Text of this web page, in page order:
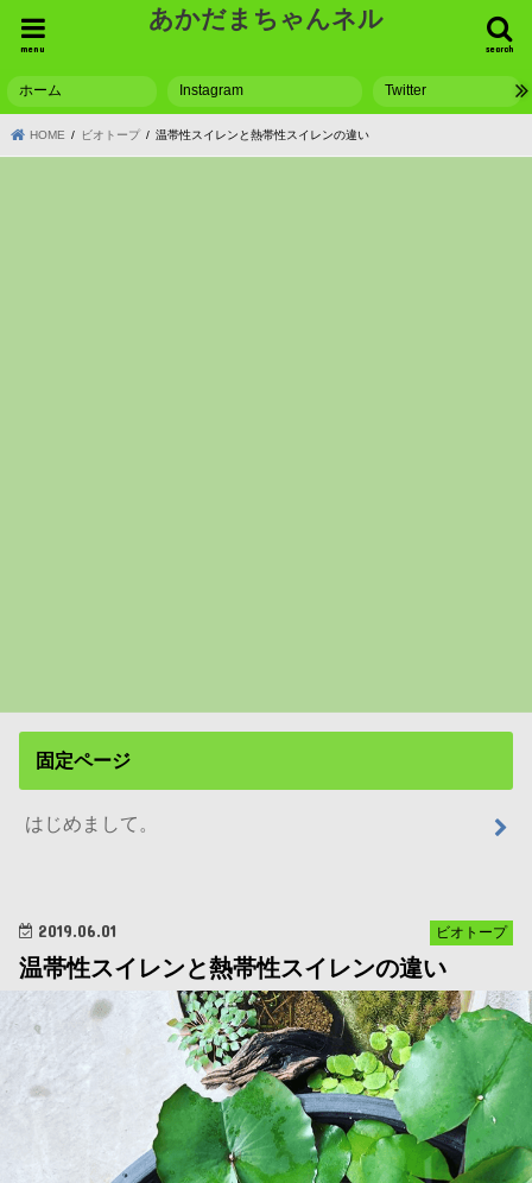
あかだまちゃんネル
search
menu
ホーム Instagram Twitter
HOME ビオトープ 温帯性スイレンと熱帯性スイレンの違い
固定ページ
はじめまして。
ビオトープ
2019.06.01
温帯性スイレンと熱帯性スイレンの違い